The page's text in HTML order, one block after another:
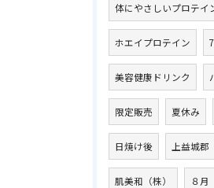
体にやさしいプロテイ
ホエイプロテイン
美容健康ドリンク
限定販売 夏休み
日焼け後 上益城郡
肌美和（株） ８月